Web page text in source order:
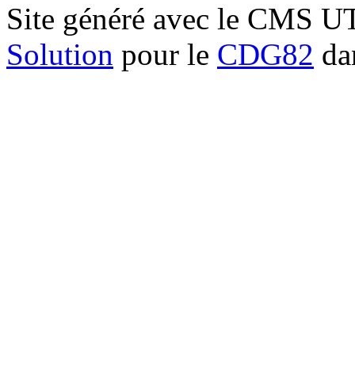
Site généré avec le CMS
Solution pour le CDG82